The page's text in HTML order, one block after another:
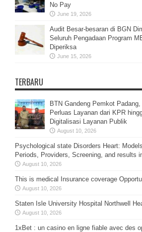
No Pay
June 19, 2026
Audit Besar-besaran di BGN
Seluruh Pengadaan Program
Diperiksa
June 15, 2026
TERBARU
BTN Gandeng Pemkot Padang,
Perluas Layanan dari KPR
Digitalisasi Layanan Publik
August 10, 2026
Psychological state Disorders Heart: Models,
Periods, Providers, Screening, and results
August 10, 2026
This is medical Insurance coverage
August 10, 2026
Staten Isle University Hospital Northwell
August 10, 2026
1xBet : un casino en ligne fiable avec des